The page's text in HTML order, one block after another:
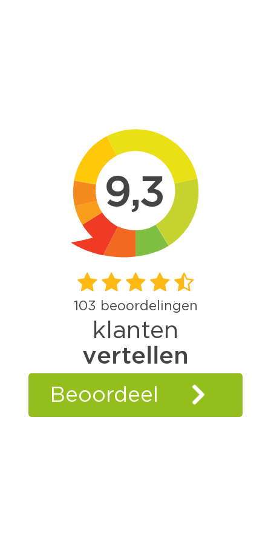
9,3
103 beoordelingen
klanten
vertellen
Beoordeel